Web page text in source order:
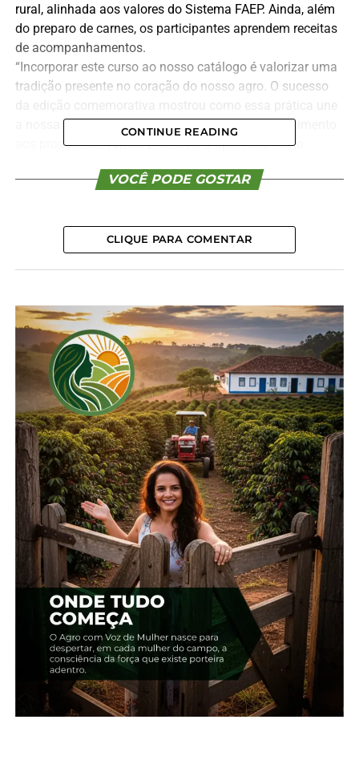
rural, alinhada aos valores do Sistema FAEP. Ainda, além
do preparo de carnes, os participantes aprendem receitas
de acompanhamentos.
“Incorporar este curso ao nosso catálogo é valorizar uma
tradição presente no coração do nosso agro. O sucesso
a nossa comunidade. Agora, ao levar esse conhecimento
aos produtores, vamos promover o aproveitamento
pecuária de corte do Paraná”, afirma Ágide Eduardo
Técnicas, Cortes e Temperos (básico)” e “A Arte do
O programa aprofunda técnicas de preparo, explorando
diferentes cortes de carne, métodos de cocção,
acompanhamentos típicos e práticas tradicionais do fogo
de chão. Os participantes aprendem a valorizar o sabor e
a tradição do churrasco, desenvolvendo habilidades para
elevar a qualidade dessa prática cultural.
Os produtores rurais interessados devem procurar o
sindicato rural local para mais informações e/ou fazer a
inscrição. Mais informações estão disponíveis no site do
Sistema FAEP, na seção Cursos.
Comemoração
A iniciativa do curso sobre churrasco surgiu em 2025,
como parte das comemorações dos 60 anos da FAEP. No
primeiro momento, entre julho e setembro do ano
passado, o público inicial envolveu os presidentes dos
sindicatos rurais do Paraná. A ação teve como objetivo
valorizar a história da entidade, fortalecer os vínculos
com a liderança sindical e promover integração,
capacitação e a cultura do agronegócio paranaense.
CONTINUE READING
VOCÊ PODE GOSTAR
CLIQUE PARA COMENTAR